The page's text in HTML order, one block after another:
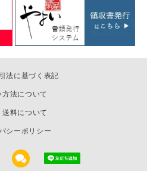
法に基づく表記
方法について
送料について
シーポリシー